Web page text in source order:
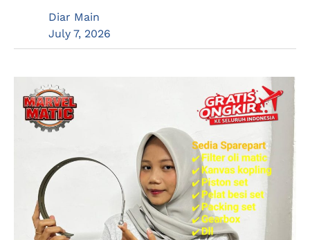
Diar Main
July 7, 2026